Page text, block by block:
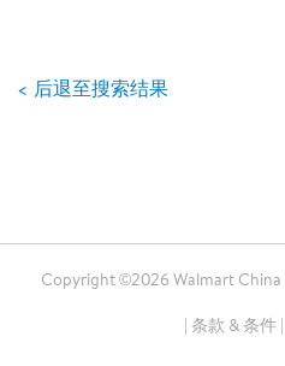
< 后退至搜索结果
Copyright ©2026 Walmart
| 条款 & 条件 |